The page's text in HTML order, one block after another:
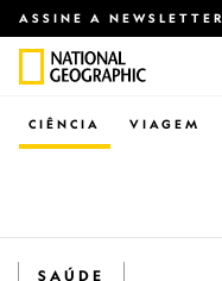
ASSINE A NEWSLETTER
CIÊNCIA VIAGEM
SAÚDE